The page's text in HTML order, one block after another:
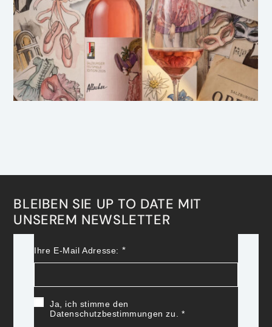
BLEIBEN SIE UP TO DATE MIT
UNSEREM NEWSLETTER
Ihre E-Mail Adresse:
Ja, ich stimme den
Datenschutzbestimmungen zu.